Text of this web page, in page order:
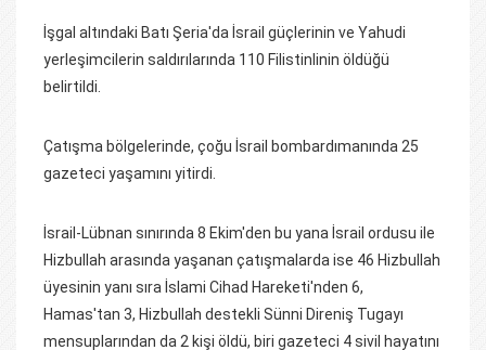
İşgal altındaki Batı Şeria'da İsrail güçlerinin ve Yahudi
yerleşimcilerin saldırılarında 110 Filistinlinin öldüğü
belirtildi.
Çatışma bölgelerinde, çoğu İsrail bombardımanında 25
gazeteci yaşamını yitirdi.
İsrail-Lübnan sınırında 8 Ekim'den bu yana İsrail ordusu ile
Hizbullah arasında yaşanan çatışmalarda ise 46 Hizbullah
üyesinin yanı sıra İslami Cihad Hareketi'nden 6,
Hamas'tan 3, Hizbullah destekli Sünni Direniş Tugayı
mensuplarından da 2 kişi öldü, biri gazeteci 4 sivil hayatını